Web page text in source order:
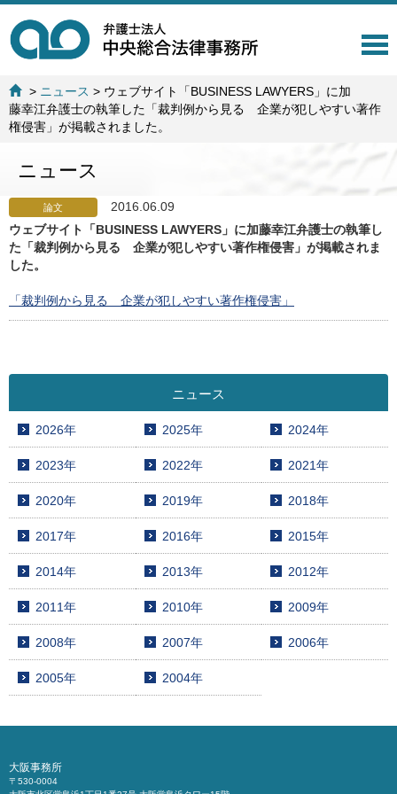
T
l
a
t
> ニュース > ウェブサイト「BUSINESS LAWYERS」に加
藤幸江弁護士の執筆した「裁判例から見る 企業が犯しやすい著作
権侵害」が掲載されました。
ニュース
論文
2016.06.09
ウェブサイト「BUSINESS LAWYERS」に加藤幸江弁護士の執筆し
た「裁判例から見る 企業が犯しやすい著作権侵害」が掲載されま
した。
「裁判例から見る 企業が犯しやすい著作権侵害」
ニュース
2026年 2025年 2024年
2023年 2022年 2021年
2020年 2019年 2018年
2017年 2016年 2015年
2014年 2013年 2012年
2011年 2010年 2009年
2008年 2007年 2006年
2005年 2004年
大阪事務所
〒530-0004